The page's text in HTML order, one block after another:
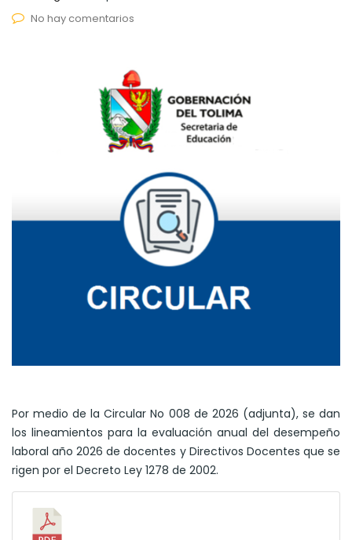
No hay comentarios
Por medio de la Circular No 008 de 2026 (adjunta), se dan
los lineamientos para la evaluación anual del desempeño
laboral año 2026 de docentes y Directivos Docentes que se
rigen por el Decreto Ley 1278 de 2002.